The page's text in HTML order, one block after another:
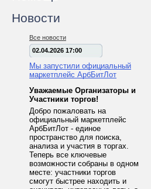
Новости
Все новости
02.04.2026 17:00
Мы запустили официальный
маркетплейс АрбБитЛот
Уважаемые Организаторы и
Участники торгов!
Добро пожаловать на
официальный маркетплейс
АрбБитЛот - единое
пространство для поиска,
анализа и участия в торгах.
Теперь все ключевые
возможности собраны в одном
месте: участники торгов
смогут быстрее находить и